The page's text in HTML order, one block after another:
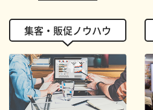
集客・販促ノウハウ